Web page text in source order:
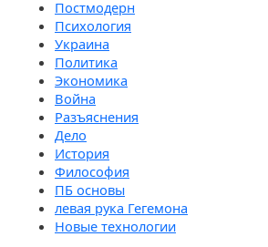
Постмодерн
Психология
Украина
Политика
Экономика
Война
Разъяснения
Дело
История
Философия
ПБ основы
левая рука Гегемона
Новые технологии